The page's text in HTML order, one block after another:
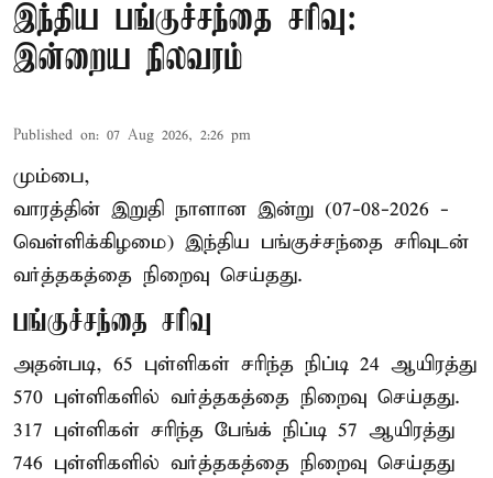
இந்திய பங்குச்சந்தை சரிவு:
இன்றைய நிலவரம்
Published on: 07 Aug 2026, 2:26 pm
மும்பை,
வாரத்தின் இறுதி நாளான இன்று (07-08-2026 -
வெள்ளிக்கிழமை) இந்திய பங்குச்சந்தை சரிவுடன்
வர்த்தகத்தை நிறைவு செய்தது.
பங்குச்சந்தை சரிவு
அதன்படி, 65 புள்ளிகள் சரிந்த நிப்டி 24 ஆயிரத்து
570 புள்ளிகளில் வர்த்தகத்தை நிறைவு செய்தது.
317 புள்ளிகள் சரிந்த பேங்க் நிப்டி 57 ஆயிரத்து
746 புள்ளிகளில் வர்த்தகத்தை நிறைவு செய்தது